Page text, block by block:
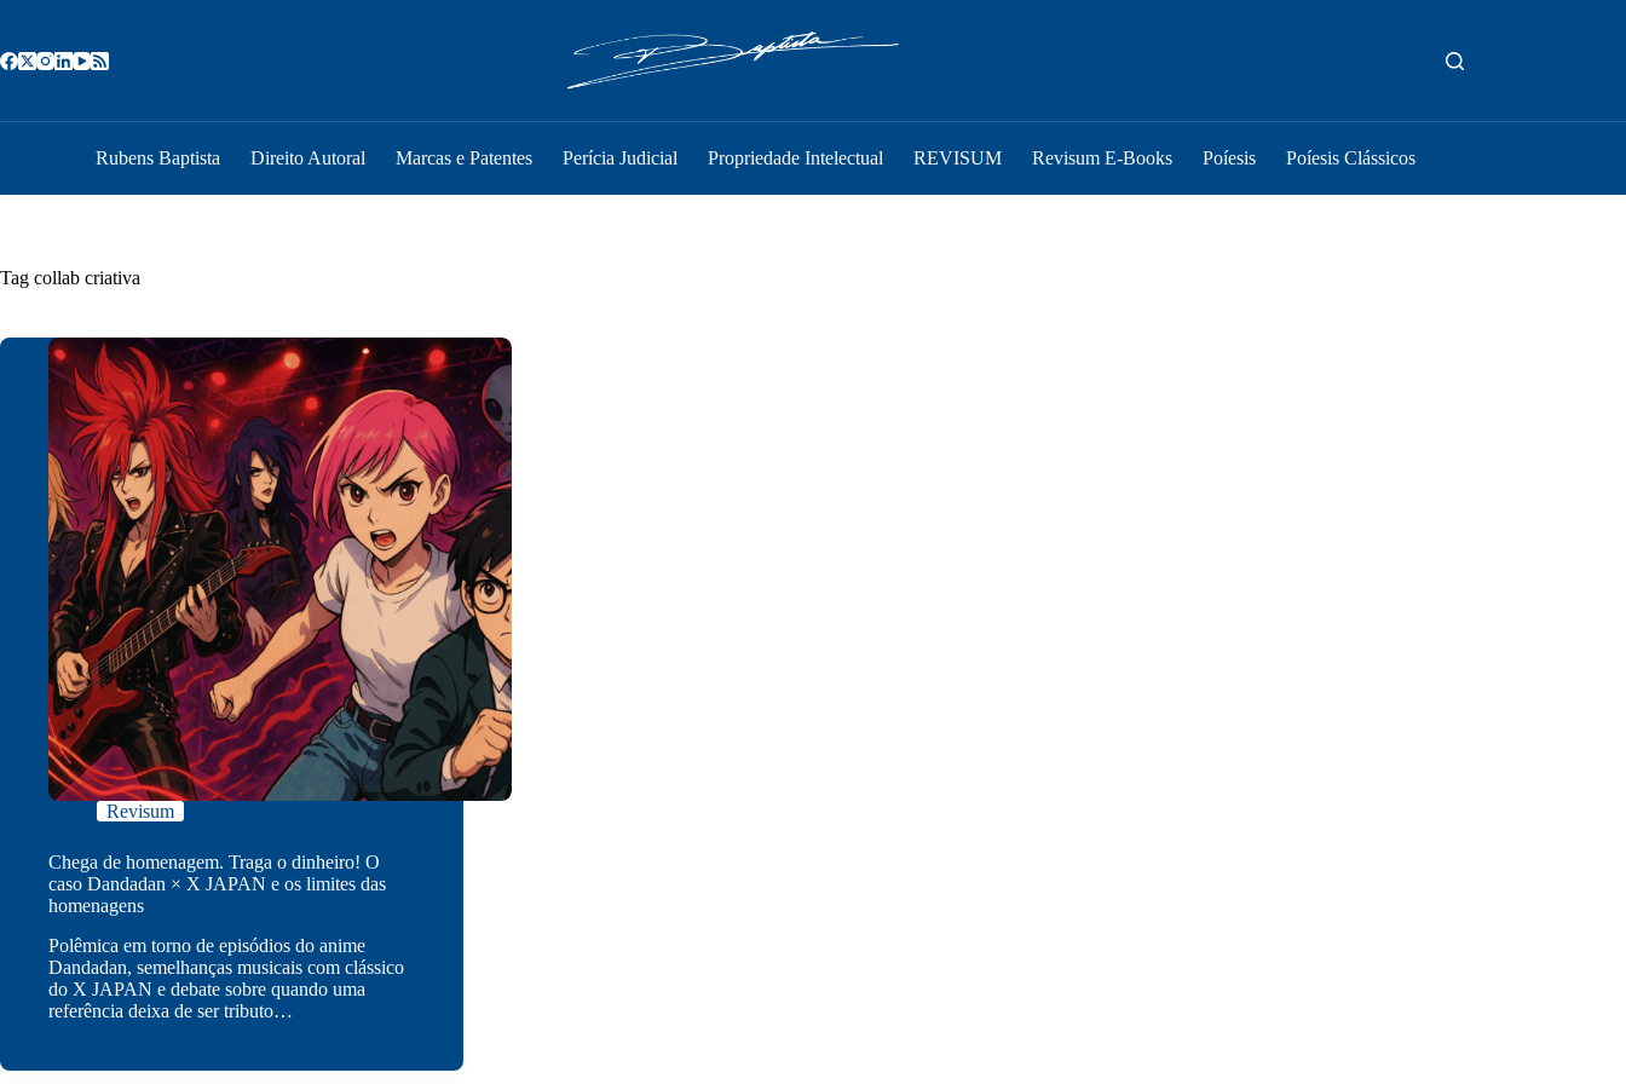
o
conteúdo
Rubens Baptista Direito Autoral Marcas e Patentes Perícia Judicial Propriedade Intelectual REVISUM Revisum E-Books Poíesis Poíesis Clássicos
Tag collab criativa
Revisum
Chega de homenagem. Traga o dinheiro! O
caso Dandadan × X JAPAN e os limites das
homenagens
Polêmica em torno de episódios do anime
Dandadan, semelhanças musicais com clássico
do X JAPAN e debate sobre quando uma
referência deixa de ser tributo…